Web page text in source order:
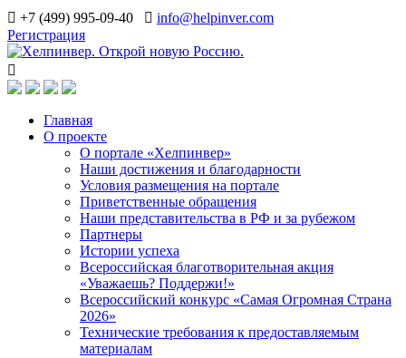
+7 (499) 995-09-40
info@helpinver.com
Регистрация
Главная
О проекте
О портале «Хелпинвер»
Наши достижения и благодарности
Условия размещения на портале
Приветственные обращения
Наши представительства в РФ и за рубежом
Партнеры
Истории успеха
Всероссийская благотворительная акция
«Уважаешь? Поддержи!»
Всероссийский конкурс «Самая Огромная Страна
2026»
Технические требования к предоставляемым
материалам